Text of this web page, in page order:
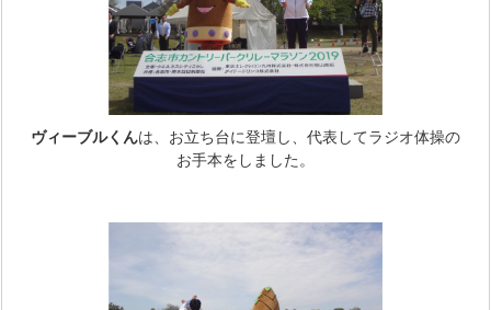
ヴィーブルくんは、お立ち台に登壇し、代表してラジオ体操の
お手本をしました。